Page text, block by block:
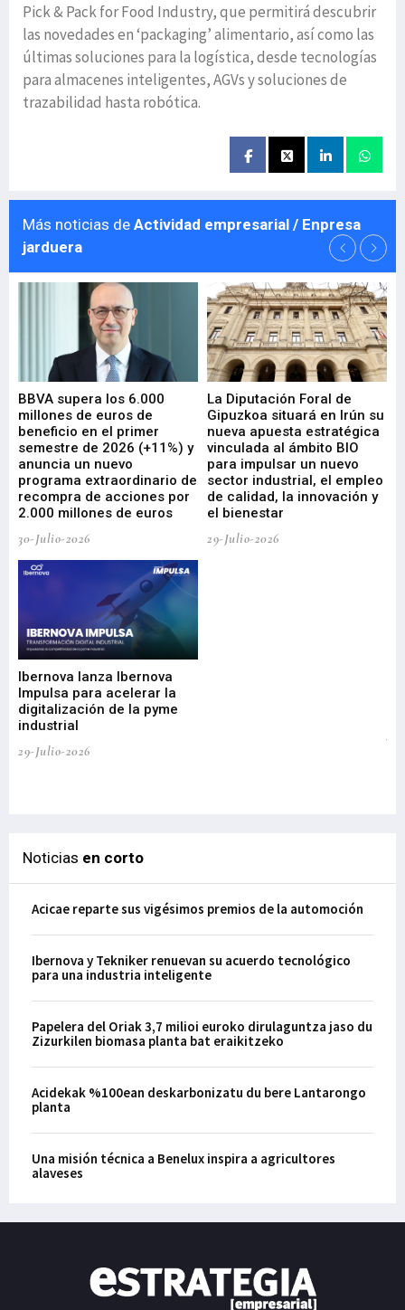
Pick & Pack for Food Industry, que permitirá descubrir
las novedades en ‘packaging’ alimentario, así como las
últimas soluciones para la logística, desde tecnologías
para almacenes inteligentes, AGVs y soluciones de
trazabilidad hasta robótica.
Más noticias de Actividad empresarial / Enpresa
jarduera
BBVA supera los 6.000
millones de euros de
beneficio en el primer
semestre de 2026 (+11%) y
anuncia un nuevo
programa extraordinario de
recompra de acciones por
2.000 millones de euros
30-Julio-2026
La Diputación Foral de
Gipuzkoa situará en Irún su
nueva apuesta estratégica
vinculada al ámbito BIO
para impulsar un nuevo
sector industrial, el empleo
de calidad, la innovación y
el bienestar
29-Julio-2026
Ibernova lanza Ibernova
Impulsa para acelerar la
digitalización de la pyme
industrial
29-Julio-2026
Noticias en corto
Acicae reparte sus vigésimos premios de la automoción
Ibernova y Tekniker renuevan su acuerdo tecnológico
para una industria inteligente
Papelera del Oriak 3,7 milioi euroko dirulaguntza jaso du
Zizurkilen biomasa planta bat eraikitzeko
Acidekak %100ean deskarbonizatu du bere Lantarongo
planta
Una misión técnica a Benelux inspira a agricultores
alaveses